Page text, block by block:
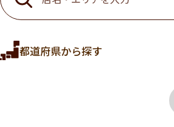
都道府県から探す